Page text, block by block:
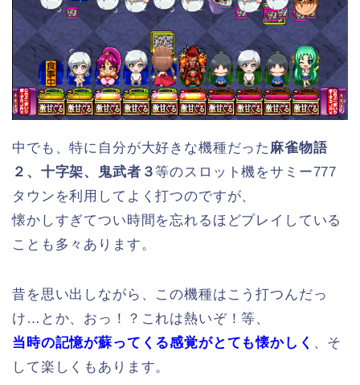
中でも、特に自分が大好きな機種だった 麻雀物語
２、十字架、鬼武者３等のスロット機をサミー777
タウンを利用してよく打つのですが、
懐かしすぎてつい時間を忘れるほどプレイしている
ことも多々あります。
昔を思い出しながら、この機種はこう打つんだっ
け…とか、おっ！？これは熱いぞ！等、
当時の記憶が蘇ってくる感覚がとても懐かしく 、そ
して楽しくもあります。